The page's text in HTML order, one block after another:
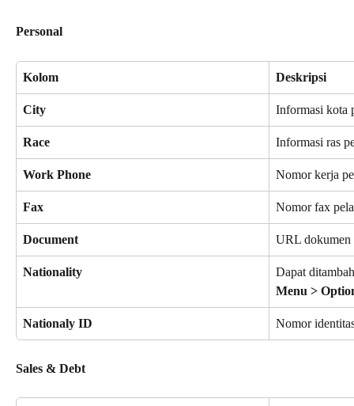
Personal
Kolom Deskripsi
City Informasi kota
Race Informasi ras
Work Phone Nomor kerja
Fax Nomor fax
Document URL dokumen
Nationality
Dapat
Menu >
Nationaly ID Nomor
Sales & Debt